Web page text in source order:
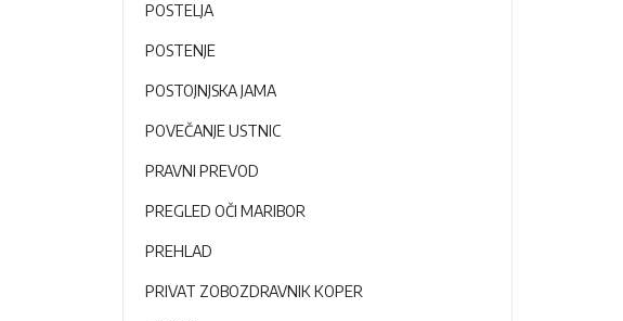
POSTELJA
POSTENJE
POSTOJNJSKA JAMA
POVEČANJE USTNIC
PRAVNI PREVOD
PREGLED OČI MARIBOR
PREHLAD
PRIVAT ZOBOZDRAVNIK KOPER